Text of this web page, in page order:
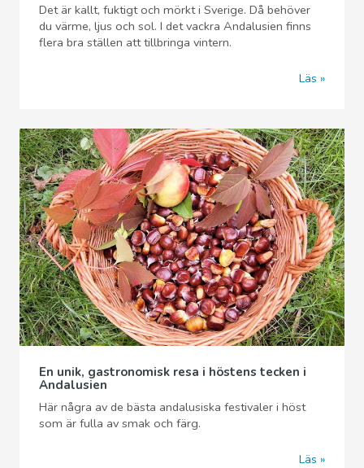
Det är kallt, fuktigt och mörkt i Sverige. Då behöver
du värme, ljus och sol. I det vackra Andalusien finns
flera bra ställen att tillbringa vintern.
Läs
En unik, gastronomisk resa i höstens tecken i
Andalusien
Här några av de bästa andalusiska festivaler i höst
som är fulla av smak och färg.
Läs